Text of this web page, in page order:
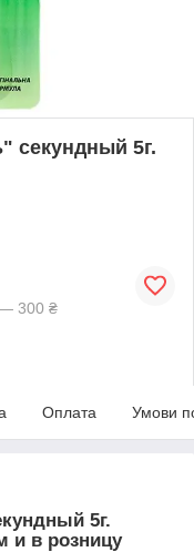
секундный 5г.
— 300 ₴
Оплата Умови
5г.
и в розницу